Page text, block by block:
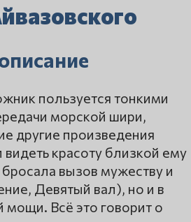
пользуется тонкими
морской шири,
другие произведения
красоту близкой ему
вызов мужеству и
Девятый вал), но и в
мощи. Всё это говорит о